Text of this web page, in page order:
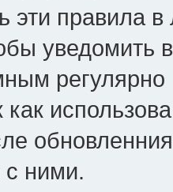
эти правила
уведомить
регулярно
как
с ними.